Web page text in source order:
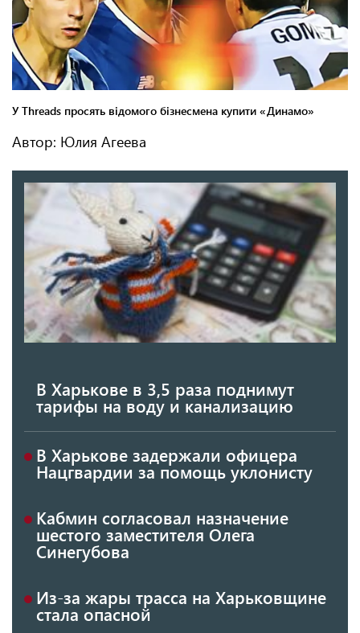
Автор: Юлия Агеева
В Харькове в 3,5 раза поднимут
тарифы на воду и канализацию
В Харькове задержали офицера
Нацгвардии за помощь уклонисту
Кабмин согласовал назначение
шестого заместителя Олега
Синегубова
Из-за жары трасса на Харьковщине
стала опасной